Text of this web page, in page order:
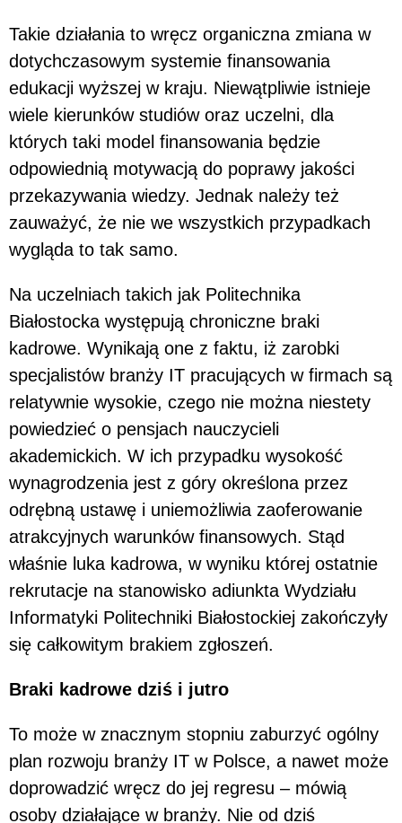
Takie działania to wręcz organiczna zmiana w
dotychczasowym systemie finansowania
edukacji wyższej w kraju. Niewątpliwie istnieje
wiele kierunków studiów oraz uczelni, dla
których taki model finansowania będzie
odpowiednią motywacją do poprawy jakości
przekazywania wiedzy. Jednak należy też
zauważyć, że nie we wszystkich przypadkach
wygląda to tak samo.
Na uczelniach takich jak Politechnika
Białostocka występują chroniczne braki
kadrowe. Wynikają one z faktu, iż zarobki
specjalistów branży IT pracujących w firmach są
relatywnie wysokie, czego nie można niestety
powiedzieć o pensjach nauczycieli
akademickich. W ich przypadku wysokość
wynagrodzenia jest z góry określona przez
odrębną ustawę i uniemożliwia zaoferowanie
atrakcyjnych warunków finansowych. Stąd
właśnie luka kadrowa, w wyniku której ostatnie
rekrutacje na stanowisko adiunkta Wydziału
Informatyki Politechniki Białostockiej zakończyły
się całkowitym brakiem zgłoszeń.
Braki kadrowe dziś i jutro
To może w znacznym stopniu zaburzyć ogólny
plan rozwoju branży IT w Polsce, a nawet może
doprowadzić wręcz do jej regresu – mówią
osoby działające w branży. Nie od dziś